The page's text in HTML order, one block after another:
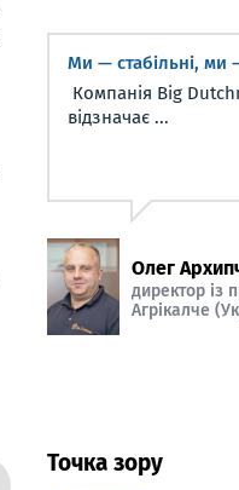
Ми — стабільні, ми
Компанія Big
відзначає ...
Олег
директор із
Агрікалче
Точка зору